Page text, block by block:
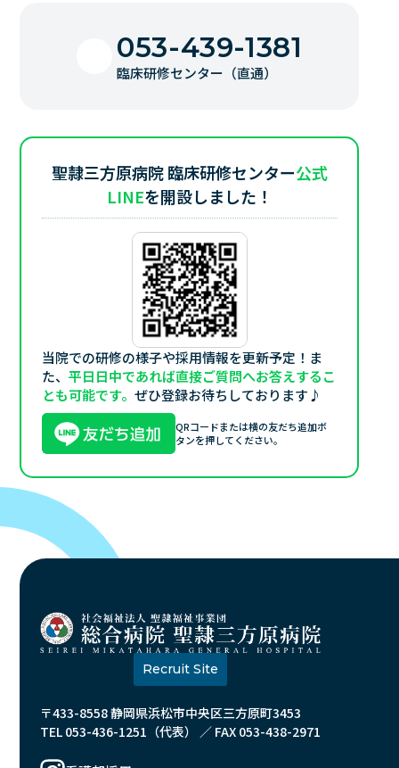
053-439-1381
臨床研修センター（直通）
聖隷三方原病院 臨床研修センター公式
LINEを開設しました！
当院での研修の様子や採用情報を更新予定！ ま
た、 平日日中であれば直接ご質問へお答えするこ
とも可能です。 ぜひ登録お待ちしております♪
QRコードまたは横の友だち追加ボ
タンを押してください。
Recruit Site
〒433-8558 静岡県浜松市中央区三方原町3453
TEL 053-436-1251（代表） ／ FAX 053-438-2971